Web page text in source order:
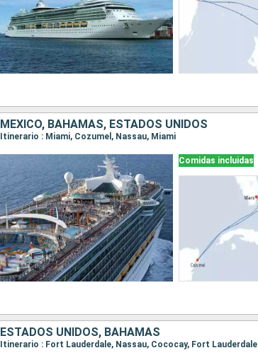
MÉXICO, BAHAMAS, ESTADOS UNIDOS
Itinerario : Miami, Cozumel, Nassau, Miami
Comidas incluidas
ESTADOS UNIDOS, BAHAMAS
Itinerario : Fort Lauderdale, Nassau, Cococay, Fort Lauderdale